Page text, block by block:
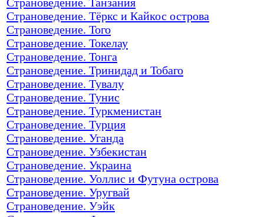
Страноведение. Тёркс и Кайкос острова
Страноведение. Того
Страноведение. Токелау
Страноведение. Тонга
Страноведение. Тринидад и Тобаго
Страноведение. Тувалу
Страноведение. Тунис
Страноведение. Туркменистан
Страноведение. Турция
Страноведение. Уганда
Страноведение. Узбекистан
Страноведение. Украина
Страноведение. Уоллис и Футуна острова
Страноведение. Уругвай
Страноведение. Уэйк